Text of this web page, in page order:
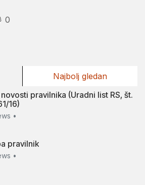
Najbolj gledan
pravilnika (Uradni list RS, št.
16)
•
pravilnik
•
0